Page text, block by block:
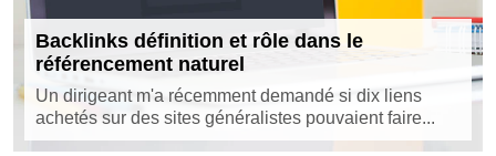
Backlinks définition et rôle dans le
référencement naturel
Un dirigeant m'a récemment demandé si dix liens
achetés sur des sites généralistes pouvaient faire...